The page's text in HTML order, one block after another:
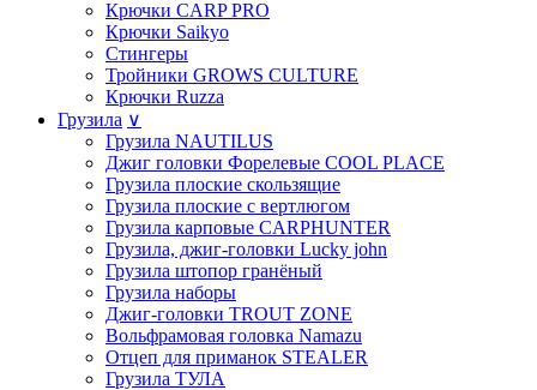
Крючки CARP PRO
Крючки Saikyo
Стингеры
Тройники GROWS CULTURE
Крючки Ruzza
Грузила ∨
Грузила NAUTILUS
Джиг головки Форелевые COOL PLACE
Грузила плоские скользящие
Грузила плоские с вертлюгом
Грузила карповые CARPHUNTER
Грузила, джиг-головки Lucky john
Грузила штопор гранёный
Грузила наборы
Джиг-головки TROUT ZONE
Вольфрамовая головка Namazu
Отцеп для приманок STEALER
Грузила ТУЛА